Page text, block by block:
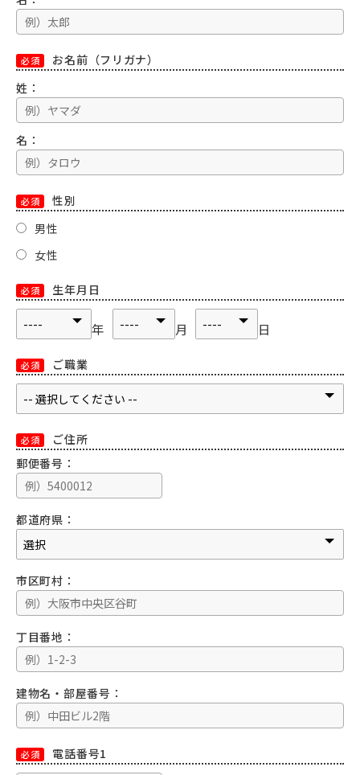
必須
お名前（フリガナ）
姓：
名：
必須
性別
男性
女性
必須 生年月日
年 月 日
必須 ご職業
必須
ご住所
郵便番号：
都道府県：
市区町村：
丁目番地：
建物名・部屋番号：
必須 電話番号1